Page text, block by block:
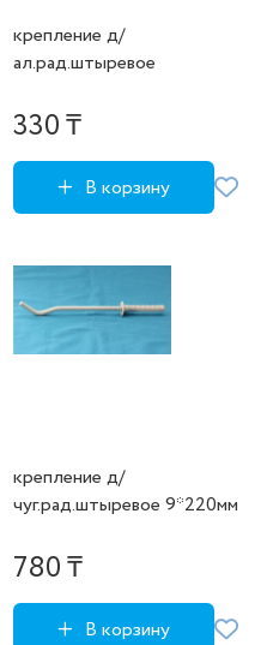
крепление д/
ал.рад.штыревое
330 ₸
В корзину
крепление д/
чуг.рад.штыревое 9*220мм
780 ₸
В корзину